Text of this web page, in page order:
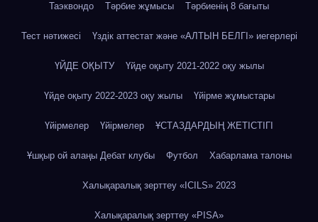
Таэквондо Тәрбие жұмысы Тәрбиенің 8 бағыты
Тест нәтижесі Үздік аттестат және «АЛТЫН БЕЛГІ» иегерлері
ҮЙДЕ ОҚЫТУ Үйде оқыту 2021-2022 оқу жылы
Үйде оқыту 2022-2023 оқу жылы Үйірме жұмыстары
Үйірмелер Үйірмелер ҰСТАЗДАРДЫҢ ЖЕТІСТІГІ
Ұшқыр ой алаңы Дебат клубы Футбол Хабарлама талоны
Халықаралық зерттеу «IСILS» 2023
Халықаралық зерттеу «PISA»